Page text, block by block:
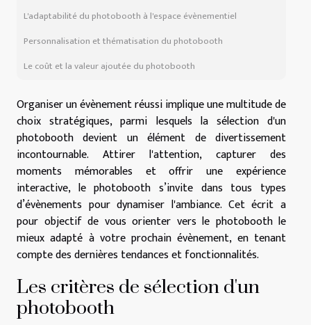
L'adaptabilité du photobooth à l'espace évènementiel
Personnalisation et thématisation du photobooth
Le coût et la valeur ajoutée du photobooth
Organiser un évènement réussi implique une multitude de
choix stratégiques, parmi lesquels la sélection d'un
photobooth devient un élément de divertissement
incontournable. Attirer l'attention, capturer des
moments mémorables et offrir une expérience
interactive, le photobooth s’invite dans tous types
d’évènements pour dynamiser l'ambiance. Cet écrit a
pour objectif de vous orienter vers le photobooth le
mieux adapté à votre prochain évènement, en tenant
compte des dernières tendances et fonctionnalités.
Les critères de sélection d'un
photobooth